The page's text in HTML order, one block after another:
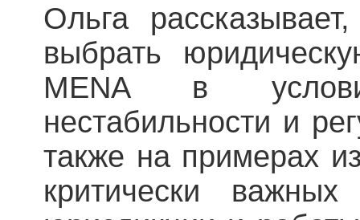
Ольга
выбрать
MENA в
нестабильности и
также на примерах
критически